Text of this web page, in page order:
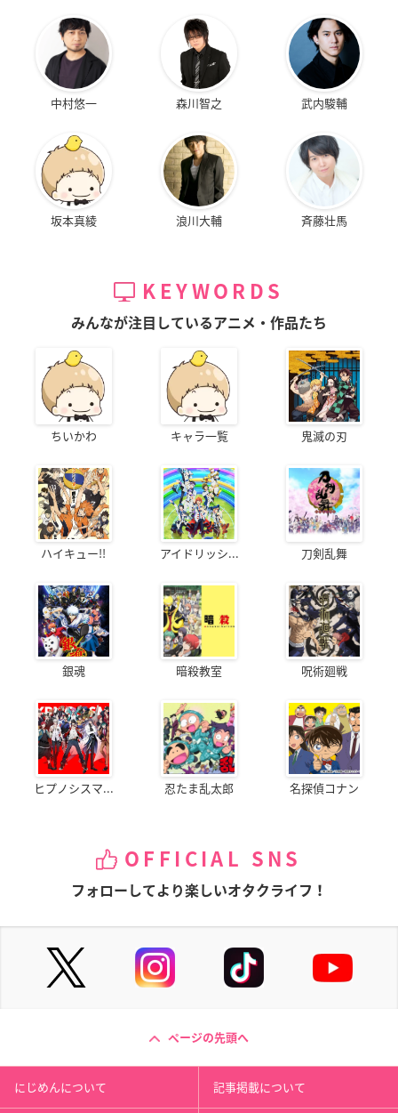
中村悠一 森川智之 武内駿輔
坂本真綾 浪川大輔 斉藤壮馬
KEYWORDS
みんなが注目しているアニメ・作品たち
ちいかわ キャラ一覧 鬼滅の刃
ハイキュー!! アイドリッシ... 刀剣乱舞
銀魂 暗殺教室 呪術廻戦
ヒプノシスマ... 忍たま乱太郎 名探偵コナン
OFFICIAL SNS
フォローしてより楽しいオタクライフ！
ページの先頭へ
にじめんについて 記事掲載について